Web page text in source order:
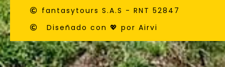
fantasytours S.A.S - RNT 52847
Diseñado con 💖 por Airvi